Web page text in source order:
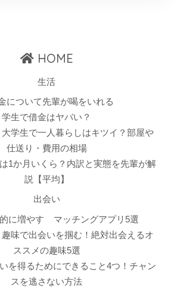
HOME
生活
について先輩が喝をいれる
学生で借金はヤバい？
大学生で一人暮らしはキツイ？部屋や
仕送り・費用の相場
1か月いくら？内訳と実態を先輩が解
説【平均】
出会い
に増やす
マッチングアプリ5選
趣味で出会いを掴む！絶対出会えるオ
ススメの趣味5選
を得るためにできること4つ！チャン
スを逃さない方法